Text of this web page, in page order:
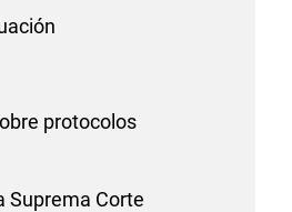
protocolos
Suprema Corte